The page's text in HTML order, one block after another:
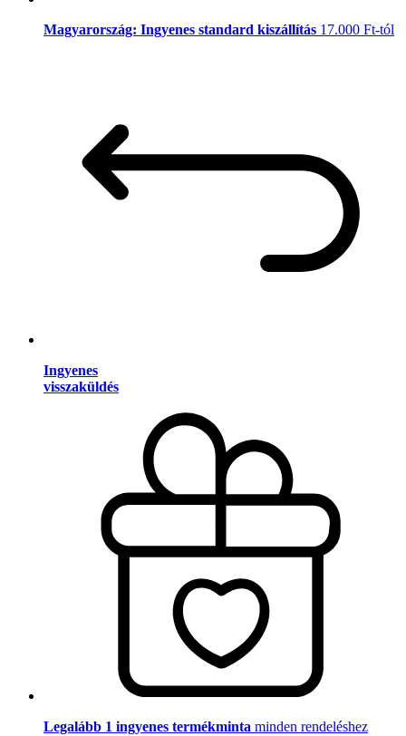
Magyarország: Ingyenes standard kiszállítás 17.000 Ft-tól
Ingyenes
visszaküldés
Legalább 1 ingyenes termékminta minden rendeléshez